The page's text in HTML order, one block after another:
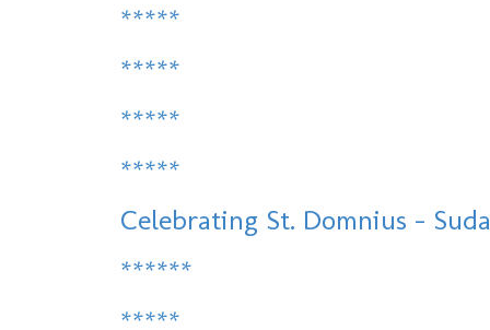
*****
*****
*****
*****
Celebrating St. Domnius -
******
*****